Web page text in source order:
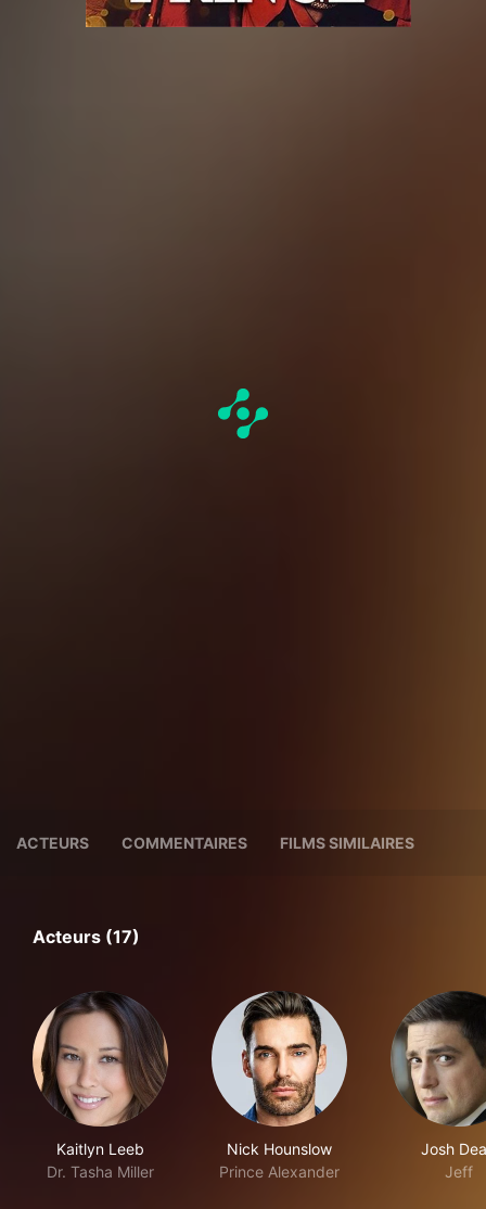
ACTEURS COMMENTAIRES FILMS SIMILAIRES
Acteurs (17)
Kaitlyn Leeb
Dr. Tasha Miller
Nick Hounslow
Prince Alexander
Josh
Jeff